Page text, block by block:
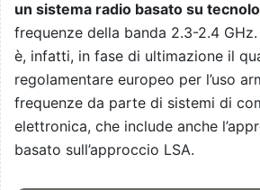
un sistema radio basato su
frequenze della banda 2.3-2.4
è, infatti, in fase di ultimazione il
regolamentare europeo per l’uso
frequenze da parte di sistemi di
elettronica, che include anche
basato sull’approccio LSA.